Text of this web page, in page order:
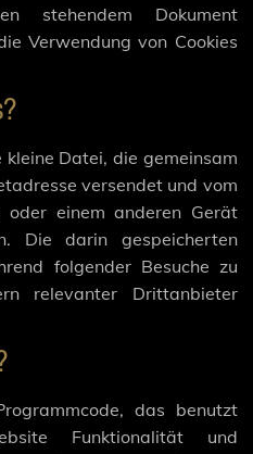
stehendem Dokument
Verwendung von Cookies
kleine Datei, die gemeinsam
versendet und vom
einem anderen Gerät
Die darin gespeicherten
folgender Besuche zu
relevanter Drittanbieter
das benutzt
Funktionalität und